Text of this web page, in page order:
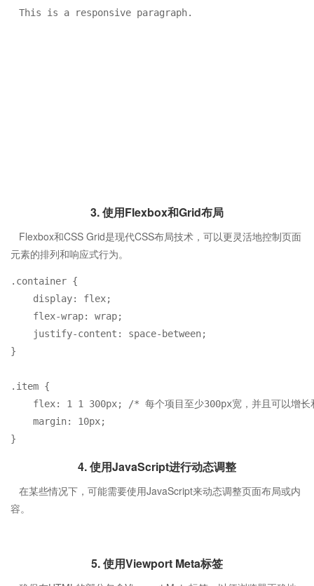
This is a responsive paragraph.
3. 使用Flexbox和Grid布局
Flexbox和CSS Grid是现代CSS布局技术，可以更灵活地控制页面
元素的排列和响应式行为。
.container {
display: flex;
flex-wrap: wrap;
justify-content : space-between;
}
.item {
flex: 1 1 300px;
/* 每个项目至少300px宽，并且可以增
margin: 10px;
4. 使用JavaScript进行动态调整
在某些情况下，可能需要使用JavaScript来动态调整页面布局或内
容。
5. 使用Viewport Meta标签